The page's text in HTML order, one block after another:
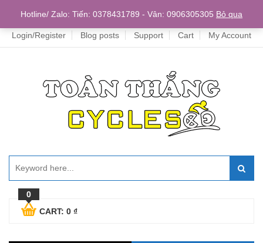
Home
Login/Register Blog posts Support Cart My Account
0
CART: 0 ₫
Hotline/ Zalo: Tiến: 0378431789 - Vân: 0906305305 Bỏ qua